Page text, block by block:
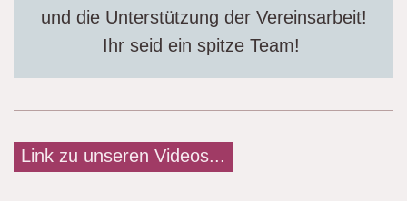
und die Unterstützung der Vereinsarbeit!
Ihr seid ein spitze Team!
Link zu unseren Videos...